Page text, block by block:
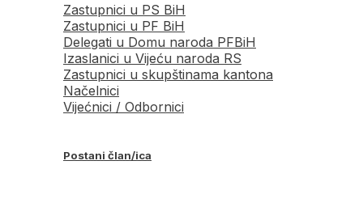
Zastupnici u PS BiH
Zastupnici u PF BiH
Delegati u Domu naroda PFBiH
Izaslanici u Vijeću naroda RS
Zastupnici u skupštinama kantona
Načelnici
Vijećnici / Odbornici
Postani član/ica